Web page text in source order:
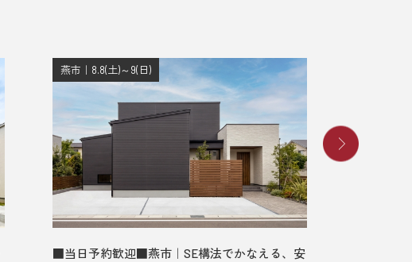
燕市｜8.8(土)～9(日)
■当日予約歓迎■燕市｜SE構法でかなえる、安